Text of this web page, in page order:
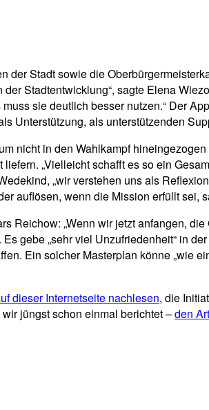
Stadt sowie die
Stadtentwicklung“, sagte Elena
sie deutlich besser nutzen.“ Der
Unterstützung, als unterstützenden
nicht in den Wahlkampf
„Vielleicht schafft es so ein
„wir verstehen uns als
auflösen, wenn die Mission erfüllt sei,
Reichow: „Wenn wir jetzt anfangen,
gebe „sehr viel Unzufriedenheit“ in
Ein solcher Masterplan könne „wie
dieser Internetseite nachlesen, die
jüngst schon einmal berichtet –den